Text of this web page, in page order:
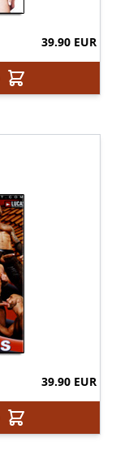
39.90 EUR
39.90 EUR